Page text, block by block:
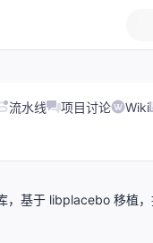
流水线 项目讨论 Wiki
基于 libplacebo 移植，